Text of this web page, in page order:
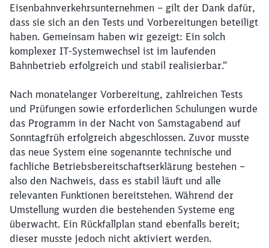
Eisenbahnverkehrsunternehmen – gilt der Dank dafür,
dass sie sich an den Tests und Vorbereitungen beteiligt
haben. Gemeinsam haben wir gezeigt: Ein solch
komplexer IT-Systemwechsel ist im laufenden
Bahnbetrieb erfolgreich und stabil realisierbar.“
Nach monatelanger Vorbereitung, zahlreichen Tests
und Prüfungen sowie erforderlichen Schulungen wurde
das Programm in der Nacht von Samstagabend auf
Sonntagfrüh erfolgreich abgeschlossen. Zuvor musste
das neue System eine sogenannte technische und
fachliche Betriebsbereitschaftserklärung bestehen –
also den Nachweis, dass es stabil läuft und alle
relevanten Funktionen bereitstehen. Während der
Umstellung wurden die bestehenden Systeme eng
überwacht. Ein Rückfallplan stand ebenfalls bereit;
dieser musste jedoch nicht aktiviert werden.
Schließen
Möchten Sie zu weitergeleitet
werden?